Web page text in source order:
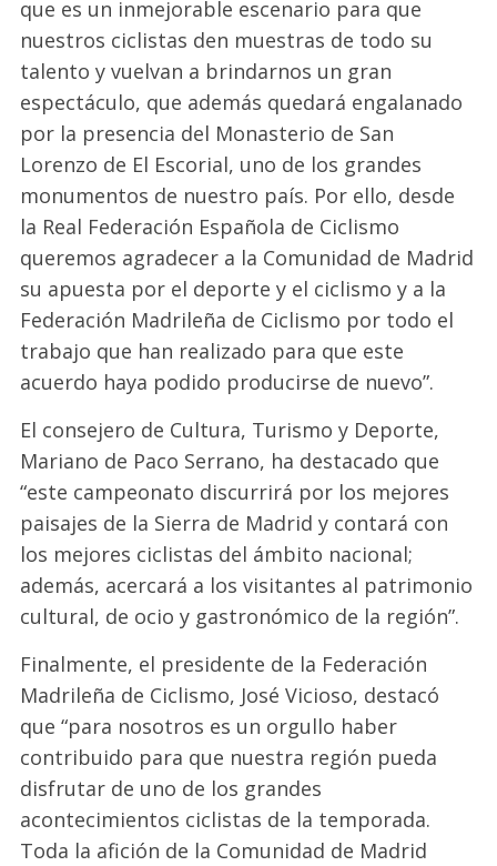
que es un inmejorable escenario para que
nuestros ciclistas den muestras de todo su
talento y vuelvan a brindarnos un gran
espectáculo, que además quedará engalanado
por la presencia del Monasterio de San
Lorenzo de El Escorial, uno de los grandes
monumentos de nuestro país. Por ello, desde
la Real Federación Española de Ciclismo
queremos agradecer a la Comunidad de Madrid
su apuesta por el deporte y el ciclismo y a la
Federación Madrileña de Ciclismo por todo el
trabajo que han realizado para que este
acuerdo haya podido producirse de nuevo”.
El consejero de Cultura, Turismo y Deporte,
Mariano de Paco Serrano, ha destacado que
“este campeonato discurrirá por los mejores
paisajes de la Sierra de Madrid y contará con
los mejores ciclistas del ámbito nacional;
además, acercará a los visitantes al patrimonio
cultural, de ocio y gastronómico de la región”.
Finalmente, el presidente de la Federación
Madrileña de Ciclismo, José Vicioso, destacó
que “para nosotros es un orgullo haber
contribuido para que nuestra región pueda
disfrutar de uno de los grandes
acontecimientos ciclistas de la temporada.
Toda la afición de la Comunidad de Madrid